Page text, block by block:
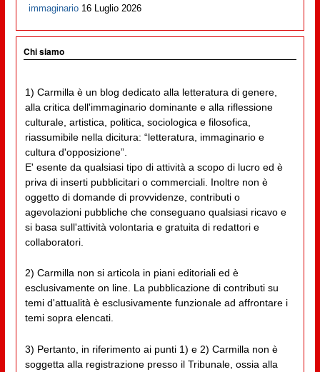
immaginario 16 Luglio 2026
Chi siamo
1) Carmilla è un blog dedicato alla letteratura di genere,
alla critica dell'immaginario dominante e alla riflessione
culturale, artistica, politica, sociologica e filosofica,
riassumibile nella dicitura: “letteratura, immaginario e
cultura d'opposizione”.
E' esente da qualsiasi tipo di attività a scopo di lucro ed è
priva di inserti pubblicitari o commerciali. Inoltre non è
oggetto di domande di provvidenze, contributi o
agevolazioni pubbliche che conseguano qualsiasi ricavo e
si basa sull'attività volontaria e gratuita di redattori e
collaboratori.
2) Carmilla non si articola in piani editoriali ed è
esclusivamente on line. La pubblicazione di contributi su
temi d'attualità è esclusivamente funzionale ad affrontare i
temi sopra elencati.
3) Pertanto, in riferimento ai punti 1) e 2) Carmilla non è
soggetta alla registrazione presso il Tribunale, ossia alla